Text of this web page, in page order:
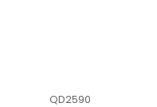
QD2590